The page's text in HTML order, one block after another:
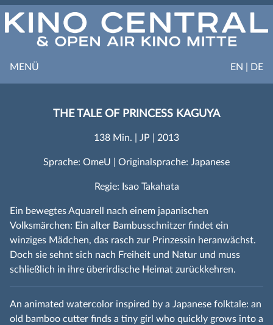
EN | DE
MENÜ
THE TALE OF PRINCESS KAGUYA
138 Min. | JP | 2013
Sprache: OmeU | Originalsprache: Japanese
Regie: Isao Takahata
Ein bewegtes Aquarell nach einem japanischen
Volksmärchen: Ein alter Bambusschnitzer findet ein
winziges Mädchen, das rasch zur Prinzessin heranwächst.
Doch sie sehnt sich nach Freiheit und Natur und muss
schließlich in ihre überirdische Heimat zurückkehren.
An animated watercolor inspired by a Japanese folktale: an
old bamboo cutter finds a tiny girl who quickly grows into a